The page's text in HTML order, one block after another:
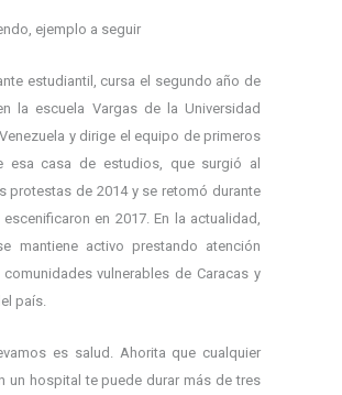
ejemplo a seguir
estudiantil, cursa el segundo año de
la escuela Vargas de la Universidad
y dirige el equipo de primeros
esa casa de estudios, que surgió al
protestas de 2014 y se retomó durante
escenificaron en 2017. En la actualidad,
mantiene activo prestando atención
vulnerables de Caracas y
país.
es salud. Ahorita que cualquier
un hospital te puede durar más de tres